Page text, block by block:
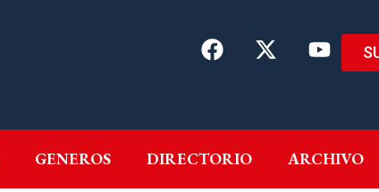
GENEROS DIRECTORIO ARCHIVO
GENEROS DIRECTORIO